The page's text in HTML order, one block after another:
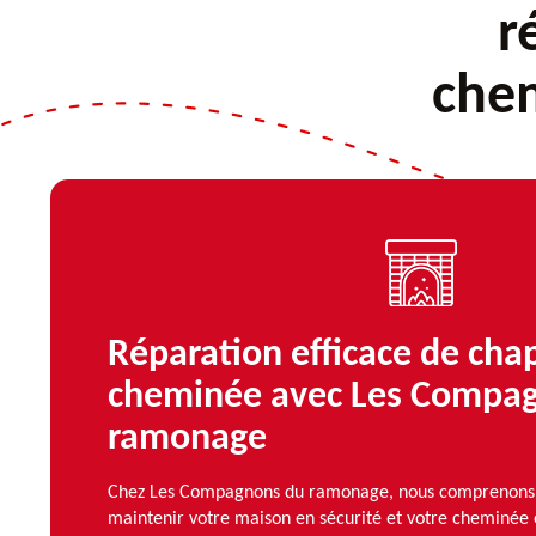
Réparation efficace de
cheminée avec Les
ramonage
Chez Les Compagnons du ramonage, nous
maintenir votre maison en sécurité et votre